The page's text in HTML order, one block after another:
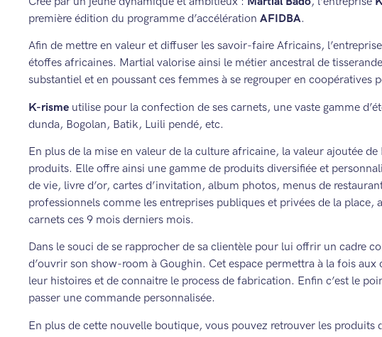
première édition du programme d’accélérationAFIDBA.
Afin de mettre en valeur et diffuser les savoir-faire Africains,
étoffes africaines. Martial valorise ainsi le métier ancestral de
substantiel et en poussant ces femmes à se regrouper en
K-risme utilise pour la confection de ses carnets, une vaste gamme
dunda, Bogolan, Batik, Luili pendé, etc.
En plus de la mise en valeur de la culture africaine, la valeur ajoutée
produits. Elle offre ainsi une gamme de produits diversifiée et
de vie, livre d’or, cartes d’invitation, album photos, menus de
professionnels comme les entreprises publiques et privées de la
carnets ces 9 mois derniers mois.
Dans le souci de se rapprocher de sa clientèle pour lui offrir un cadre
d’ouvrir son show-room à Goughin. Cet espace permettra à la fois
leur histoires et de connaitre le process de fabrication. Enfin c’est le
passer une commande personnalisée.
En plus de cette nouvelle boutique, vous pouvez retrouver les produits